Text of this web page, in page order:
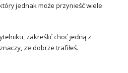
jednak może przynieść wiele
zakreślić choć jedną z
ze dobrze trafiłeś.